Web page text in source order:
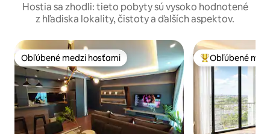
Hostia sa zhodli: tieto pobyty sú vysoko hodnotené
z hľadiska lokality, čistoty a ďalších aspektov.
Obľúbené medzi hosťami
Obľúbené medzi hosťami Najobľúbenejšie
Obľúbené